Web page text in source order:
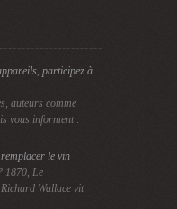
participez à
auteurs comme
vous informent :
le vin
1870, Le
Wallace vit